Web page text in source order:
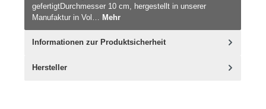
gefertigtDurchmesser 10 cm, hergestellt in unserer
Manufaktur in Vol… Mehr
Informationen zur Produktsicherheit
Hersteller